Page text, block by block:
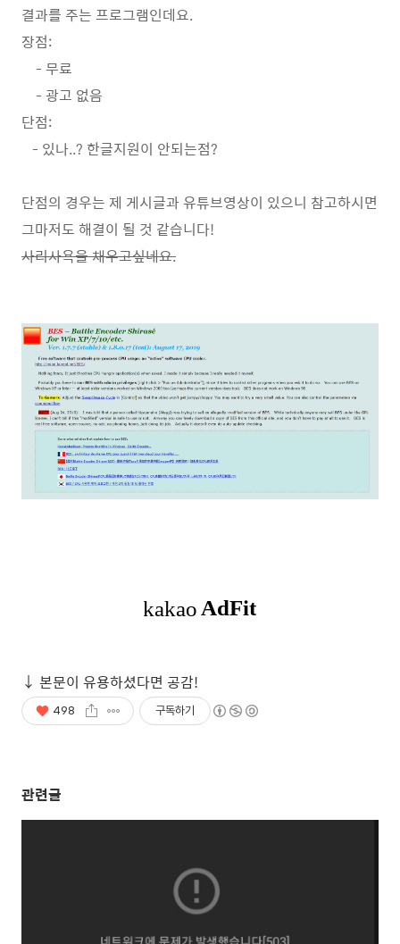
결과를 주는 프로그램인데요.
장점:
- 무료
- 광고 없음
단점:
- 있나..? 한글지원이 안되는점?
단점의 경우는 제 게시글과 유튜브영상이 있으니 참고하시면
그마저도 해결이 될 것 같습니다!
사리사욕을 채우고싶네요.
498 구독하기
관련글